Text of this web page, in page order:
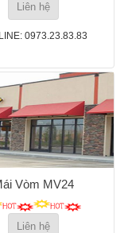
Liên hệ
0973.23.83.83
Vòm MV24
Liên hệ